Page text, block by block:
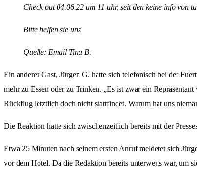
Check out 04.06.22 um 11 uhr, seit den keine info von
Bitte helfen sie uns
Quelle: Email Tina B.
Ein anderer Gast, Jürgen G. hatte sich telefonisch bei der
mehr zu Essen oder zu Trinken. „Es ist zwar ein
Rückflug letztlich doch nicht stattfindet. Warum hat uns
Die Reaktion hatte sich zwischenzeitlich bereits mit der
Etwa 25 Minuten nach seinem ersten Anruf meldetet sich
vor dem Hotel. Da die Redaktion bereits unterwegs war, um